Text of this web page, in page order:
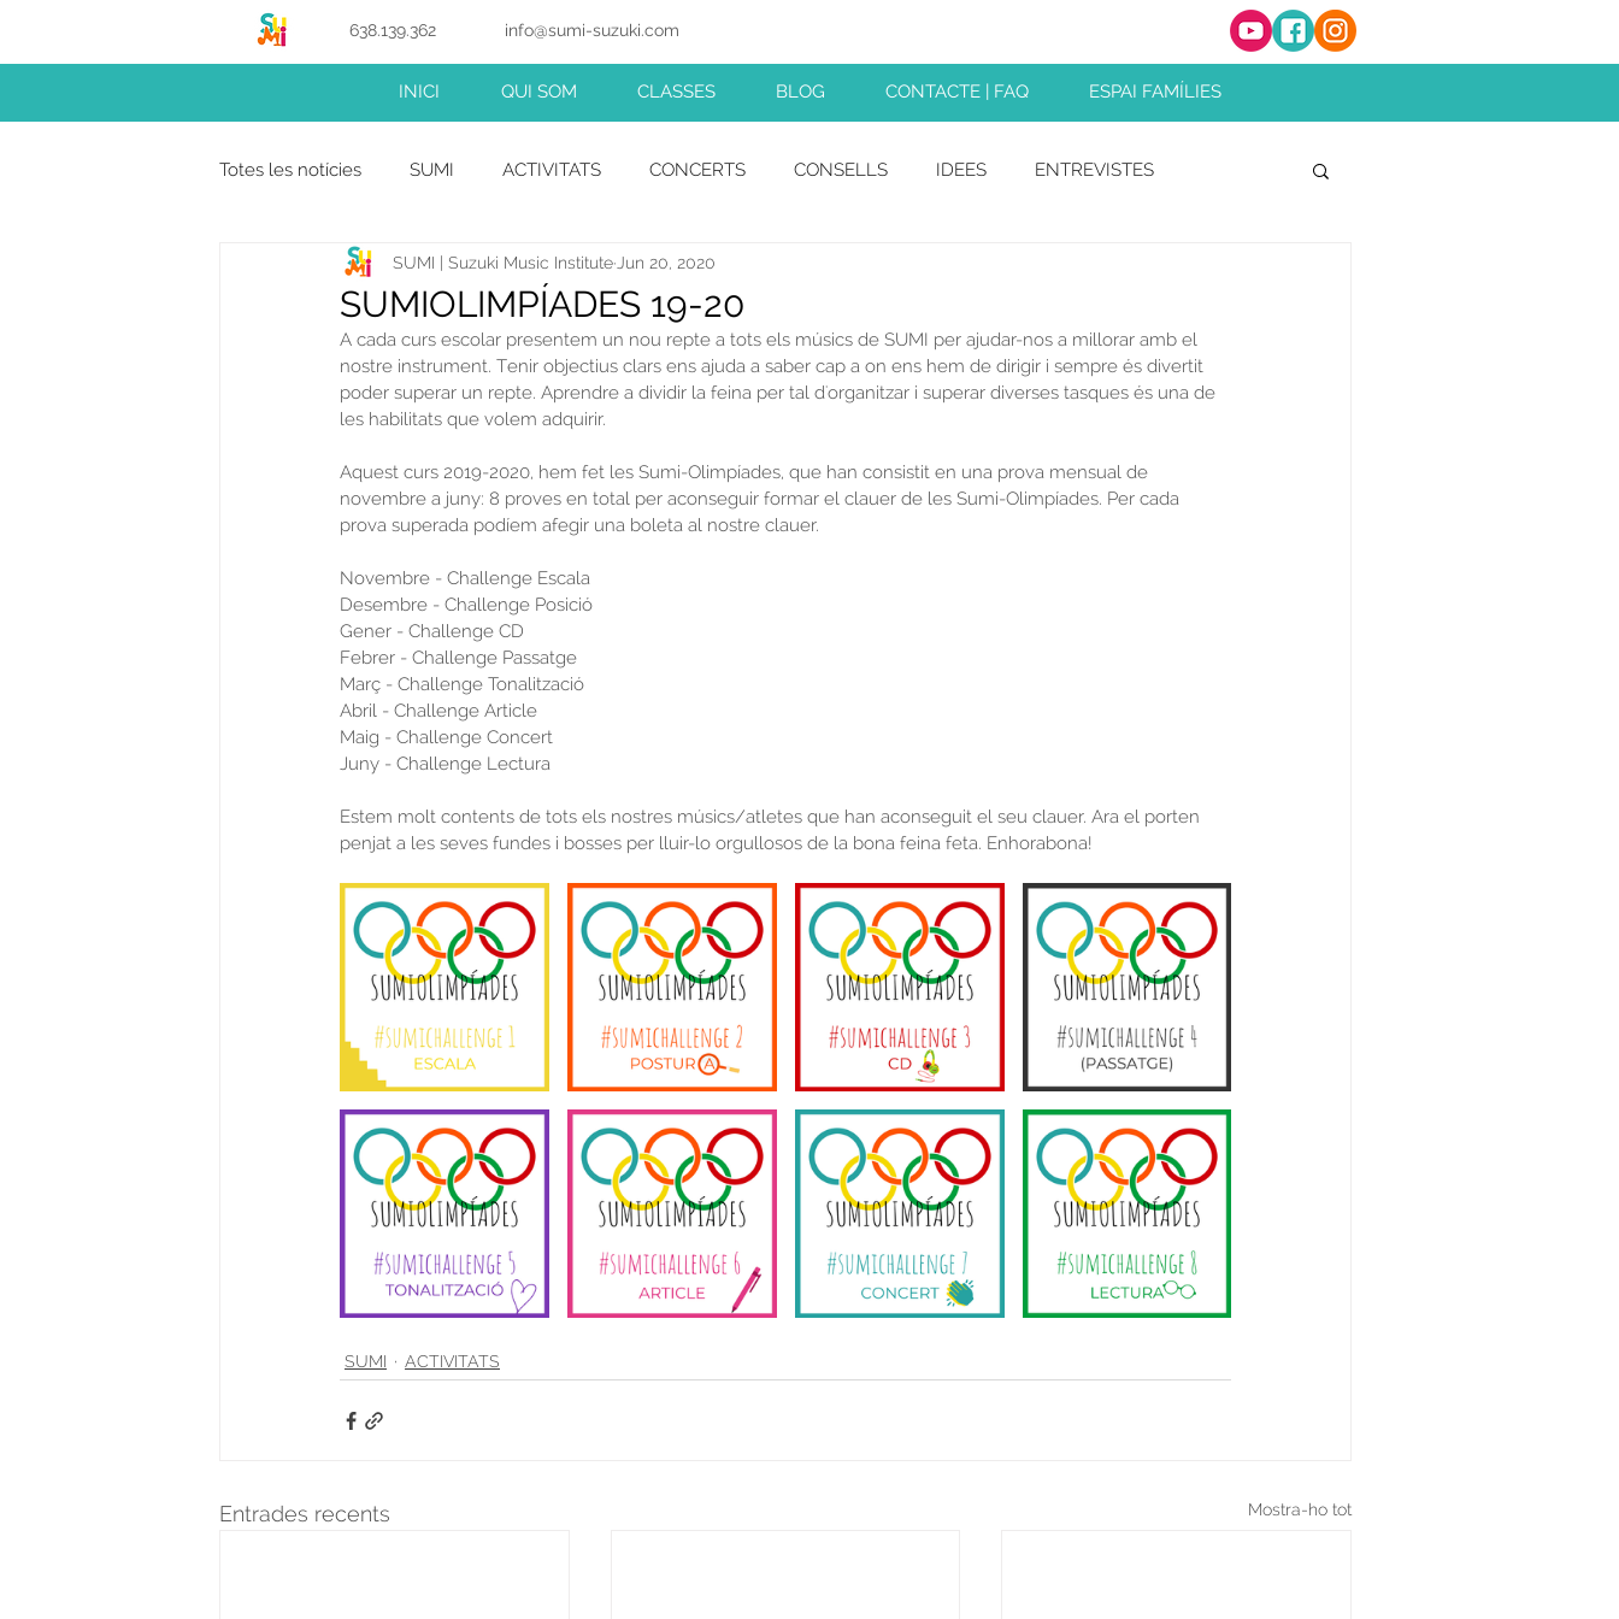
638.139.362 info@sumi-suzuki.com
INICI QUI SOM CLASSES BLOG CONTACTE | FAQ ESPAI FAMÍLIES
Totes les notícies SUMI ACTIVITATS CONCERTS CONSELLS IDEES ENTREVISTES
SUMIOLIMPÍADES 19-20
SUMI | Suzuki Music Institute Jun 20, 2020
A cada curs escolar presentem un nou repte a tots els músics de SUMI per ajudar-nos a millorar amb el
nostre instrument. Tenir objectius clars ens ajuda a saber cap a on ens hem de dirigir i sempre és divertit
poder superar un repte. Aprendre a dividir la feina per tal d'organitzar i superar diverses tasques és una de
les habilitats que volem adquirir.
Aquest curs 2019-2020, hem fet les Sumi-Olimpíades, que han consistit en una prova mensual de
novembre a juny: 8 proves en total per aconseguir formar el clauer de les Sumi-Olimpíades. Per cada
prova superada podíem afegir una boleta al nostre clauer.
Novembre - Challenge Escala
Desembre - Challenge Posició
Gener - Challenge CD
Febrer - Challenge Passatge
Març - Challenge Tonalització
Abril - Challenge Article
Maig - Challenge Concert
Juny - Challenge Lectura
Estem molt contents de tots els nostres músics/atletes que han aconseguit el seu clauer. Ara el porten
penjat a les seves fundes i bosses per lluir-lo orgullosos de la bona feina feta. Enhorabona!
SUMI ACTIVITATS
Entrades recents Mostra-ho tot